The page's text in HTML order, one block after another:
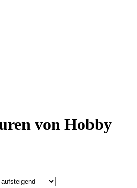
von Hobby